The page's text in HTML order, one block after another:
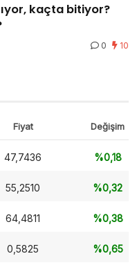
kaçta bitiyor?
0 10
Fiyat Değişim
47,7436 %0,18
55,2510 %0,32
64,4811 %0,38
0,5825 %0,65